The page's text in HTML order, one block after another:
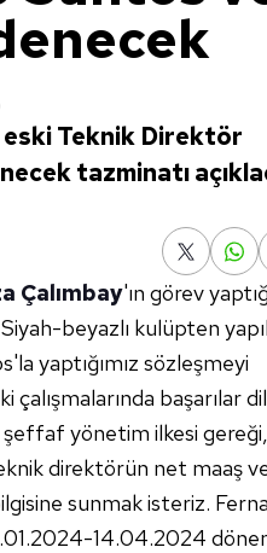
Teknik Direktör
tazminatı
Çalımbay'ın görev
beyazlı kulüpten
yaptığımız sözleşmeyi
başarılar
yönetim ilkesi gereği,
direktörün net maaş
sunmak isteriz.
14.04.2024